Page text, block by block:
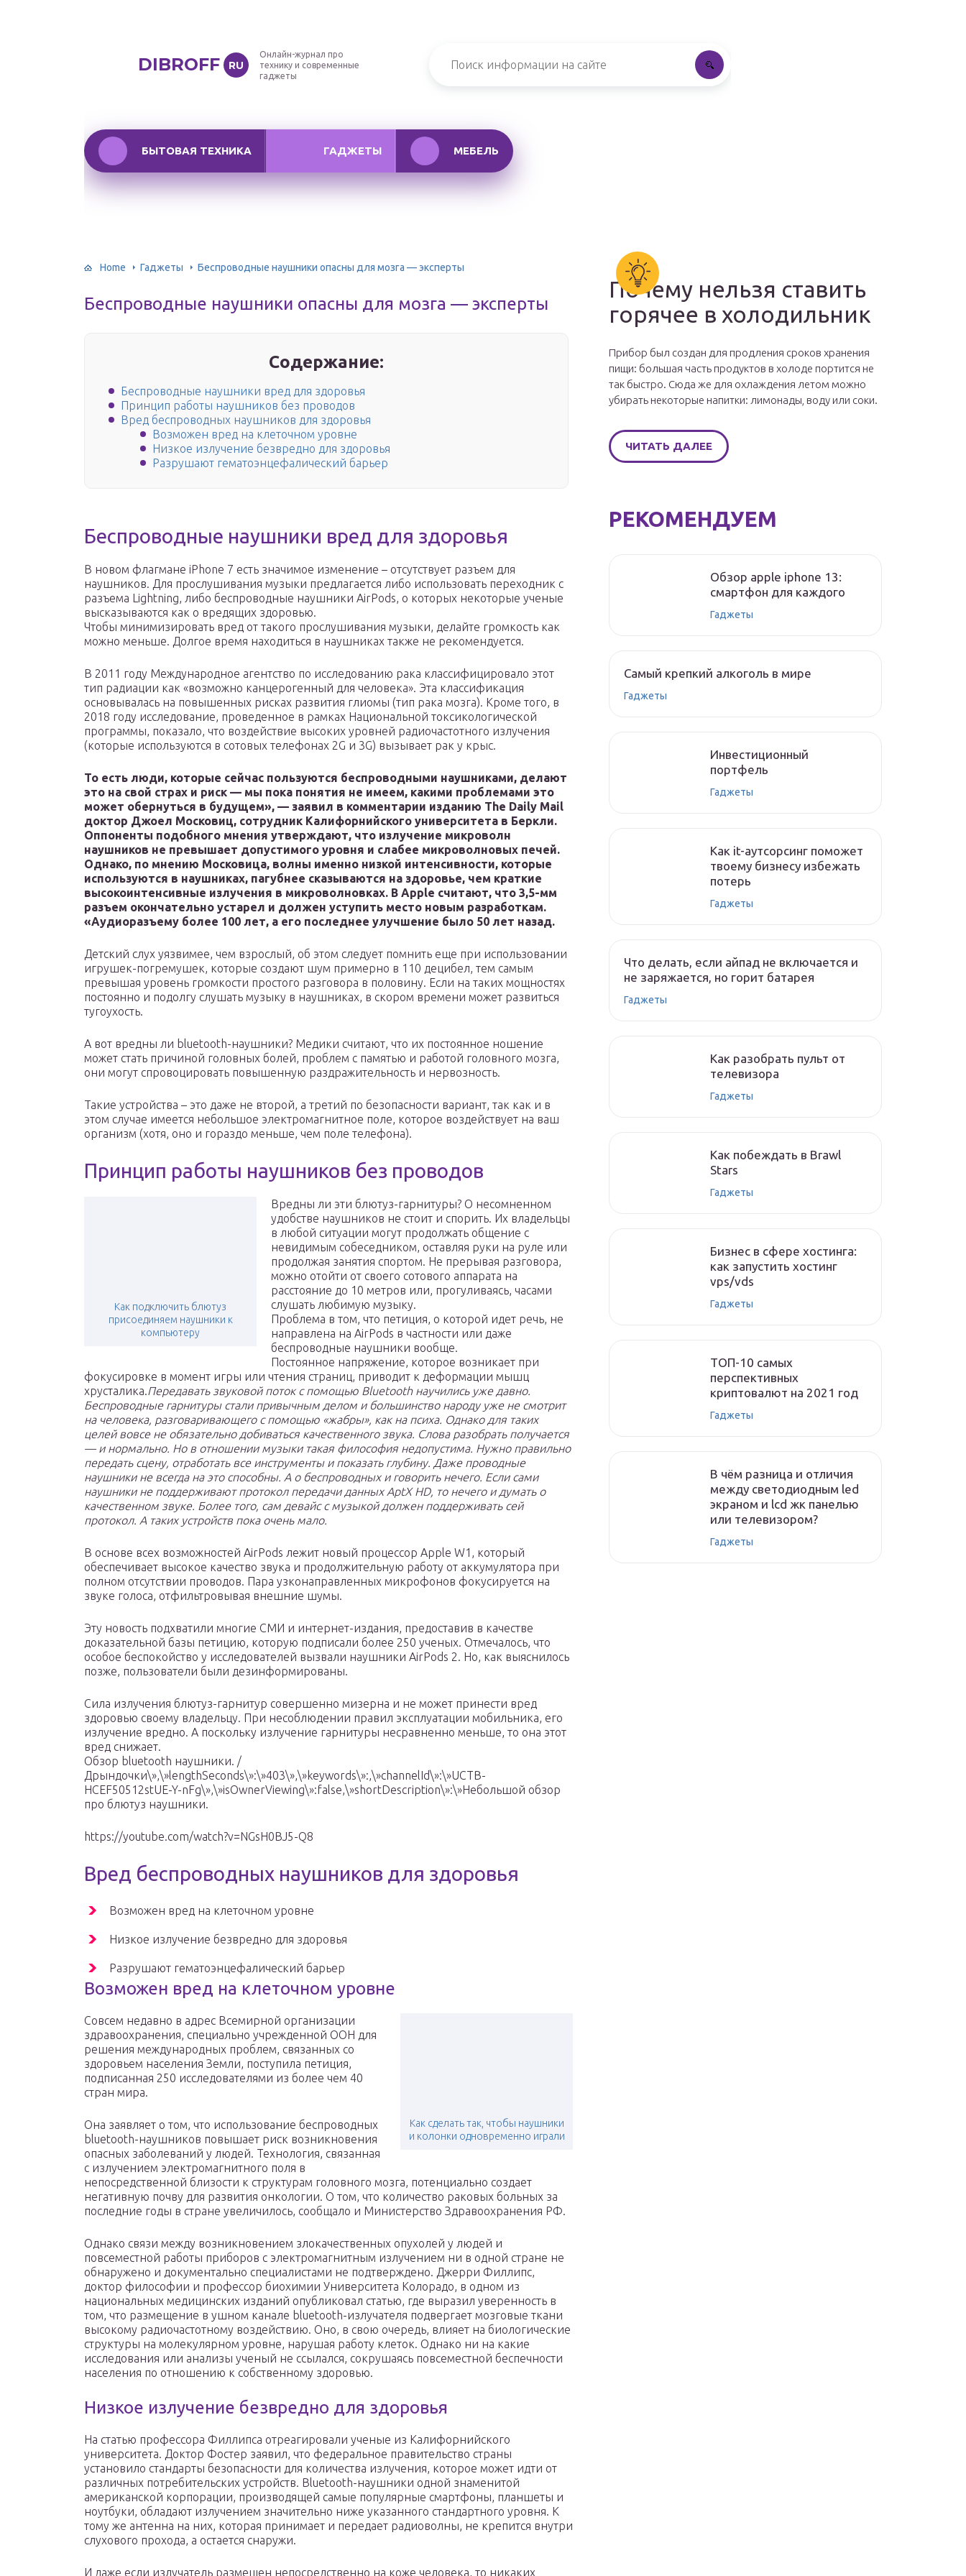
DIBROFF RU
Онлайн-журнал про
технику и современные
гаджеты
БЫТОВАЯ ТЕХНИКА ГАДЖЕТЫ МЕБЕЛЬ
Home Гаджеты Беспроводные наушники опасны для мозга — эксперты
Беспроводные наушники опасны для мозга — эксперты
Содержание:
Беспроводные наушники вред для здоровья
Принцип работы наушников без проводов
Вред беспроводных наушников для здоровья
Возможен вред на клеточном уровне
Низкое излучение безвредно для здоровья
Разрушают гематоэнцефалический барьер
Беспроводные наушники вред для здоровья
В новом флагмане iPhone 7 есть значимое изменение – отсутствует разъем для
наушников. Для прослушивания музыки предлагается либо использовать переходник с
разъема Lightning, либо беспроводные наушники AirPods, о которых некоторые ученые
высказываются как о вредящих здоровью.
Чтобы минимизировать вред от такого прослушивания музыки, делайте громкость как
можно меньше. Долгое время находиться в наушниках также не рекомендуется.
В 2011 году Международное агентство по исследованию рака классифицировало этот
тип радиации как «возможно канцерогенный для человека». Эта классификация
основывалась на повышенных рисках развития глиомы (тип рака мозга). Кроме того, в
2018 году исследование, проведенное в рамках Национальной токсикологической
программы, показало, что воздействие высоких уровней радиочастотного излучения
(которые используются в сотовых телефонах 2G и 3G) вызывает рак у крыс.
То есть люди, которые сейчас пользуются беспроводными наушниками, делают
это на свой страх и риск — мы пока понятия не имеем, какими проблемами это
может обернуться в будущем», — заявил в комментарии изданию The Daily Mail
доктор Джоел Московиц, сотрудник Калифорнийского университета в Беркли.
Оппоненты подобного мнения утверждают, что излучение микроволн
наушников не превышает допустимого уровня и слабее микроволновых печей.
Однако, по мнению Московица, волны именно низкой интенсивности, которые
используются в наушниках, пагубнее сказываются на здоровье, чем краткие
высокоинтенсивные излучения в микроволновках. В Apple считают, что 3,5-мм
разъем окончательно устарел и должен уступить место новым разработкам.
«Аудиоразъему более 100 лет, а его последнее улучшение было 50 лет назад.
Детский слух уязвимее, чем взрослый, об этом следует помнить еще при использовании
игрушек-погремушек, которые создают шум примерно в 110 децибел, тем самым
превышая уровень громкости простого разговора в половину. Если на таких мощностях
постоянно и подолгу слушать музыку в наушниках, в скором времени может развиться
тугоухость.
А вот вредны ли bluetooth-наушники? Медики считают, что их постоянное ношение
может стать причиной головных болей, проблем с памятью и работой головного мозга,
они могут спровоцировать повышенную раздражительность и нервозность.
Такие устройства – это даже не второй, а третий по безопасности вариант, так как и в
этом случае имеется небольшое электромагнитное поле, которое воздействует на ваш
организм (хотя, оно и гораздо меньше, чем поле телефона).
Принцип работы наушников без проводов
Как подключить блютуз
присоединяем наушники к
компьютеру
Вредны ли эти блютуз-гарнитуры? О несомненном
удобстве наушников не стоит и спорить. Их владельцы
в любой ситуации могут продолжать общение с
невидимым собеседником, оставляя руки на руле или
продолжая занятия спортом. Не прерывая разговора,
можно отойти от своего сотового аппарата на
расстояние до 10 метров или, прогуливаясь, часами
слушать любимую музыку.
Проблема в том, что петиция, о которой идет речь, не
направлена на AirPods в частности или даже
беспроводные наушники вообще.
Постоянное напряжение, которое возникает при
фокусировке в момент игры или чтения страниц, приводит к деформации мышц
хрусталика.Передавать звуковой поток с помощью Bluetooth научились уже давно.
Беспроводные гарнитуры стали привычным делом и большинство народу уже не смотрит
на человека, разговаривающего с помощью «жабры», как на психа. Однако для таких
целей вовсе не обязательно добиваться качественного звука. Слова разобрать получается
— и нормально. Но в отношении музыки такая философия недопустима. Нужно правильно
передать сцену, отработать все инструменты и показать глубину. Даже проводные
наушники не всегда на это способны. А о беспроводных и говорить нечего. Если сами
наушники не поддерживают протокол передачи данных AptX HD, то нечего и думать о
качественном звуке. Более того, сам девайс с музыкой должен поддерживать сей
протокол. А таких устройств пока очень мало.
В основе всех возможностей AirPods лежит новый процессор Apple W1, который
обеспечивает высокое качество звука и продолжительную работу от аккумулятора при
полном отсутствии проводов. Пара узконаправленных микрофонов фокусируется на
звуке голоса, отфильтровывая внешние шумы.
Эту новость подхватили многие СМИ и интернет-издания, предоставив в качестве
доказательной базы петицию, которую подписали более 250 ученых. Отмечалось, что
особое беспокойство у исследователей вызвали наушники AirPods 2. Но, как выяснилось
позже, пользователи были дезинформированы.
Сила излучения блютуз-гарнитур совершенно мизерна и не может принести вред
здоровью своему владельцу. При несоблюдении правил эксплуатации мобильника, его
излучение вредно. А поскольку излучение гарнитуры несравненно меньше, то она этот
вред снижает.
Обзор bluetooth наушники. /
Дрындочки\»,\»lengthSeconds\»:\»403\»,\»keywords\»:,\»channelId\»:\»UCTB-
HCEF50512stUE-Y-nFg\»,\»isOwnerViewing\»:false,\»shortDescription\»:\»Небольшой обзор
про блютуз наушники.
https://youtube.com/watch?v=NGsH0BJ5-Q8
Вред беспроводных наушников для здоровья
Возможен вред на клеточном уровне
Низкое излучение безвредно для здоровья
Разрушают гематоэнцефалический барьер
Возможен вред на клеточном уровне
Как сделать так, чтобы наушники
и колонки одновременно играли
Совсем недавно в адрес Всемирной организации
здравоохранения, специально учрежденной ООН для
решения международных проблем, связанных со
здоровьем населения Земли, поступила петиция,
подписанная 250 исследователями из более чем 40
стран мира.
Она заявляет о том, что использование беспроводных
bluetooth-наушников повышает риск возникновения
опасных заболеваний у людей. Технология, связанная
с излучением электромагнитного поля в
непосредственной близости к структурам головного мозга, потенциально создает
негативную почву для развития онкологии. О том, что количество раковых больных за
последние годы в стране увеличилось, сообщало и Министерство Здравоохранения РФ.
Однако связи между возникновением злокачественных опухолей у людей и
повсеместной работы приборов с электромагнитным излучением ни в одной стране не
обнаружено и документально специалистами не подтверждено. Джерри Филлипс,
доктор философии и профессор биохимии Университета Колорадо, в одном из
национальных медицинских изданий опубликовал статью, где выразил уверенность в
том, что размещение в ушном канале bluetooth-излучателя подвергает мозговые ткани
высокому радиочастотному воздействию. Оно, в свою очередь, влияет на биологические
структуры на молекулярном уровне, нарушая работу клеток. Однако ни на какие
исследования или анализы ученый не ссылался, сокрушаясь повсеместной беспечности
населения по отношению к собственному здоровью.
Низкое излучение безвредно для здоровья
На статью профессора Филлипса отреагировали ученые из Калифорнийского
университета. Доктор Фостер заявил, что федеральное правительство страны
установило стандарты безопасности для количества излучения, которое может идти от
различных потребительских устройств. Bluetooth-наушники одной знаменитой
американской корпорации, производящей самые популярные смартфоны, планшеты и
ноутбуки, обладают излучением значительно ниже указанного стандартного уровня. К
тому же антенна на них, которая принимает и передает радиоволны, не крепится внутри
слухового прохода, а остается снаружи.
И даже если излучатель размещен непосредственно на коже человека, то никаких
Почему нельзя ставить
горячее в холодильник
Прибор был создан для продления сроков хранения
пищи: большая часть продуктов в холоде портится не
так быстро. Сюда же для охлаждения летом можно
убирать некоторые напитки: лимонады, воду или соки.
ЧИТАТЬ ДАЛЕЕ
РЕКОМЕНДУЕМ
Обзор apple iphone 13:
смартфон для каждого
Гаджеты
Самый крепкий алкоголь в мире
Гаджеты
Инвестиционный
портфель
Гаджеты
Как it-аутсорсинг поможет
твоему бизнесу избежать
потерь
Гаджеты
Что делать, если айпад не включается и
не заряжается, но горит батарея
Гаджеты
Как разобрать пульт от
телевизора
Гаджеты
Как побеждать в Brawl
Stars
Гаджеты
Бизнес в сфере хостинга:
как запустить хостинг
vps/vds
Гаджеты
ТОП-10 самых
перспективных
криптовалют на 2021 год
Гаджеты
В чём разница и отличия
между светодиодным led
экраном и lcd жк панелью
или телевизором?
Гаджеты